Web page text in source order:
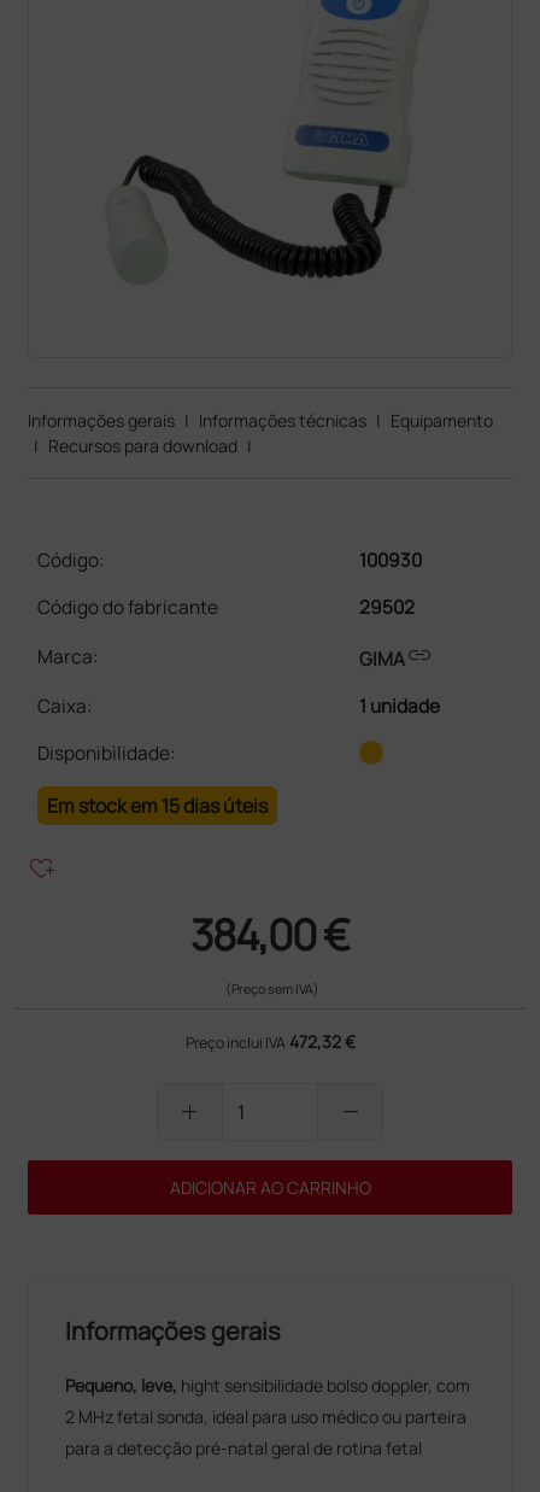
Informações gerais | Informações técnicas | Equipamento
| Recursos para download |
Código:
100930
Código do fabricante
29502
Marca:
GIMAlink
Caixa:
1 unidade
Disponibilidade:
Em stock em 15 dias úteis
heart_plus
384,00 €
(Preço sem IVA)
Preço inclui IVA 472,32 €
add remove
ADICIONAR AO CARRINHO
Informações gerais
Pequeno, leve, hight sensibilidade bolso doppler, com
2 MHz fetal sonda, ideal para uso médico ou parteira
para a detecção pré-natal geral de rotina fetal